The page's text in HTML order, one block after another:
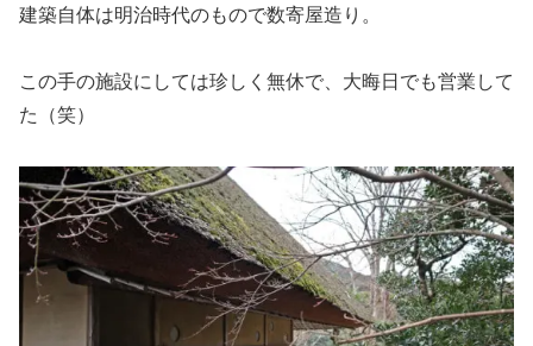
建築自体は明治時代のもので数寄屋造り。
この手の施設にしては珍しく無休で、大晦日でも営業して
た（笑）